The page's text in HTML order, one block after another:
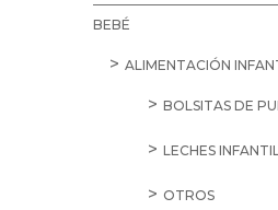
BEBÉ
ALIMENTACIÓN
BOLSITAS DE
LECHES
OTROS